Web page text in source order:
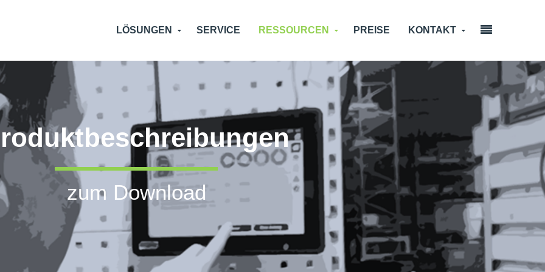
LÖSUNGEN SERVICE RESSOURCEN PREISE KONTAKT
zum Download